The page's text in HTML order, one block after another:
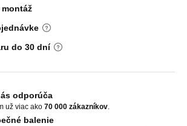
do 30 dní
odporúča
už viac ako 70 000 zákazníkov
balenie